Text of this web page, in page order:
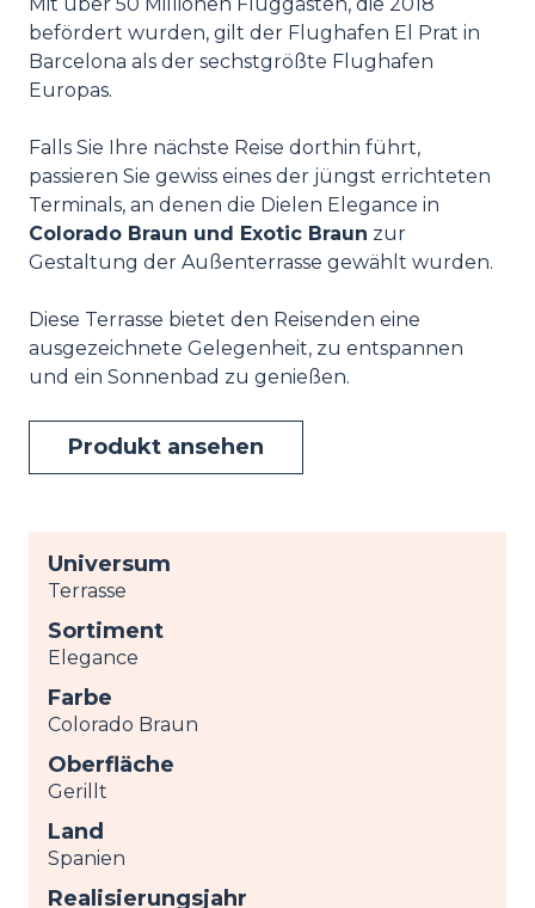
befördert wurden, gilt der Flughafen El Prat in
Barcelona als der sechstgrößte Flughafen
Europas.
Falls Sie Ihre nächste Reise dorthin führt,
passieren Sie gewiss eines der jüngst errichteten
Terminals, an denen die Dielen Elegance in
Colorado Braun und Exotic Braun zur
Gestaltung der Außenterrasse gewählt wurden.
Diese Terrasse bietet den Reisenden eine
ausgezeichnete Gelegenheit, zu entspannen
und ein Sonnenbad zu genießen.
Produkt ansehen
Universum
Terrasse
Sortiment
Elegance
Farbe
Colorado Braun
Oberfläche
Gerillt
Land
Spanien
Realisierungsjahr